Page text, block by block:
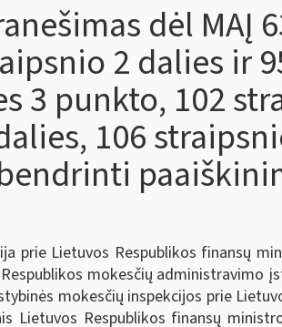
dėl MAĮ
2 dalies ir
3 punkto, 102
106
prie Lietuvos Respublikos finansų
mokesčių administravimo
mokesčių inspekcijos prie
Lietuvos Respublikos finansų